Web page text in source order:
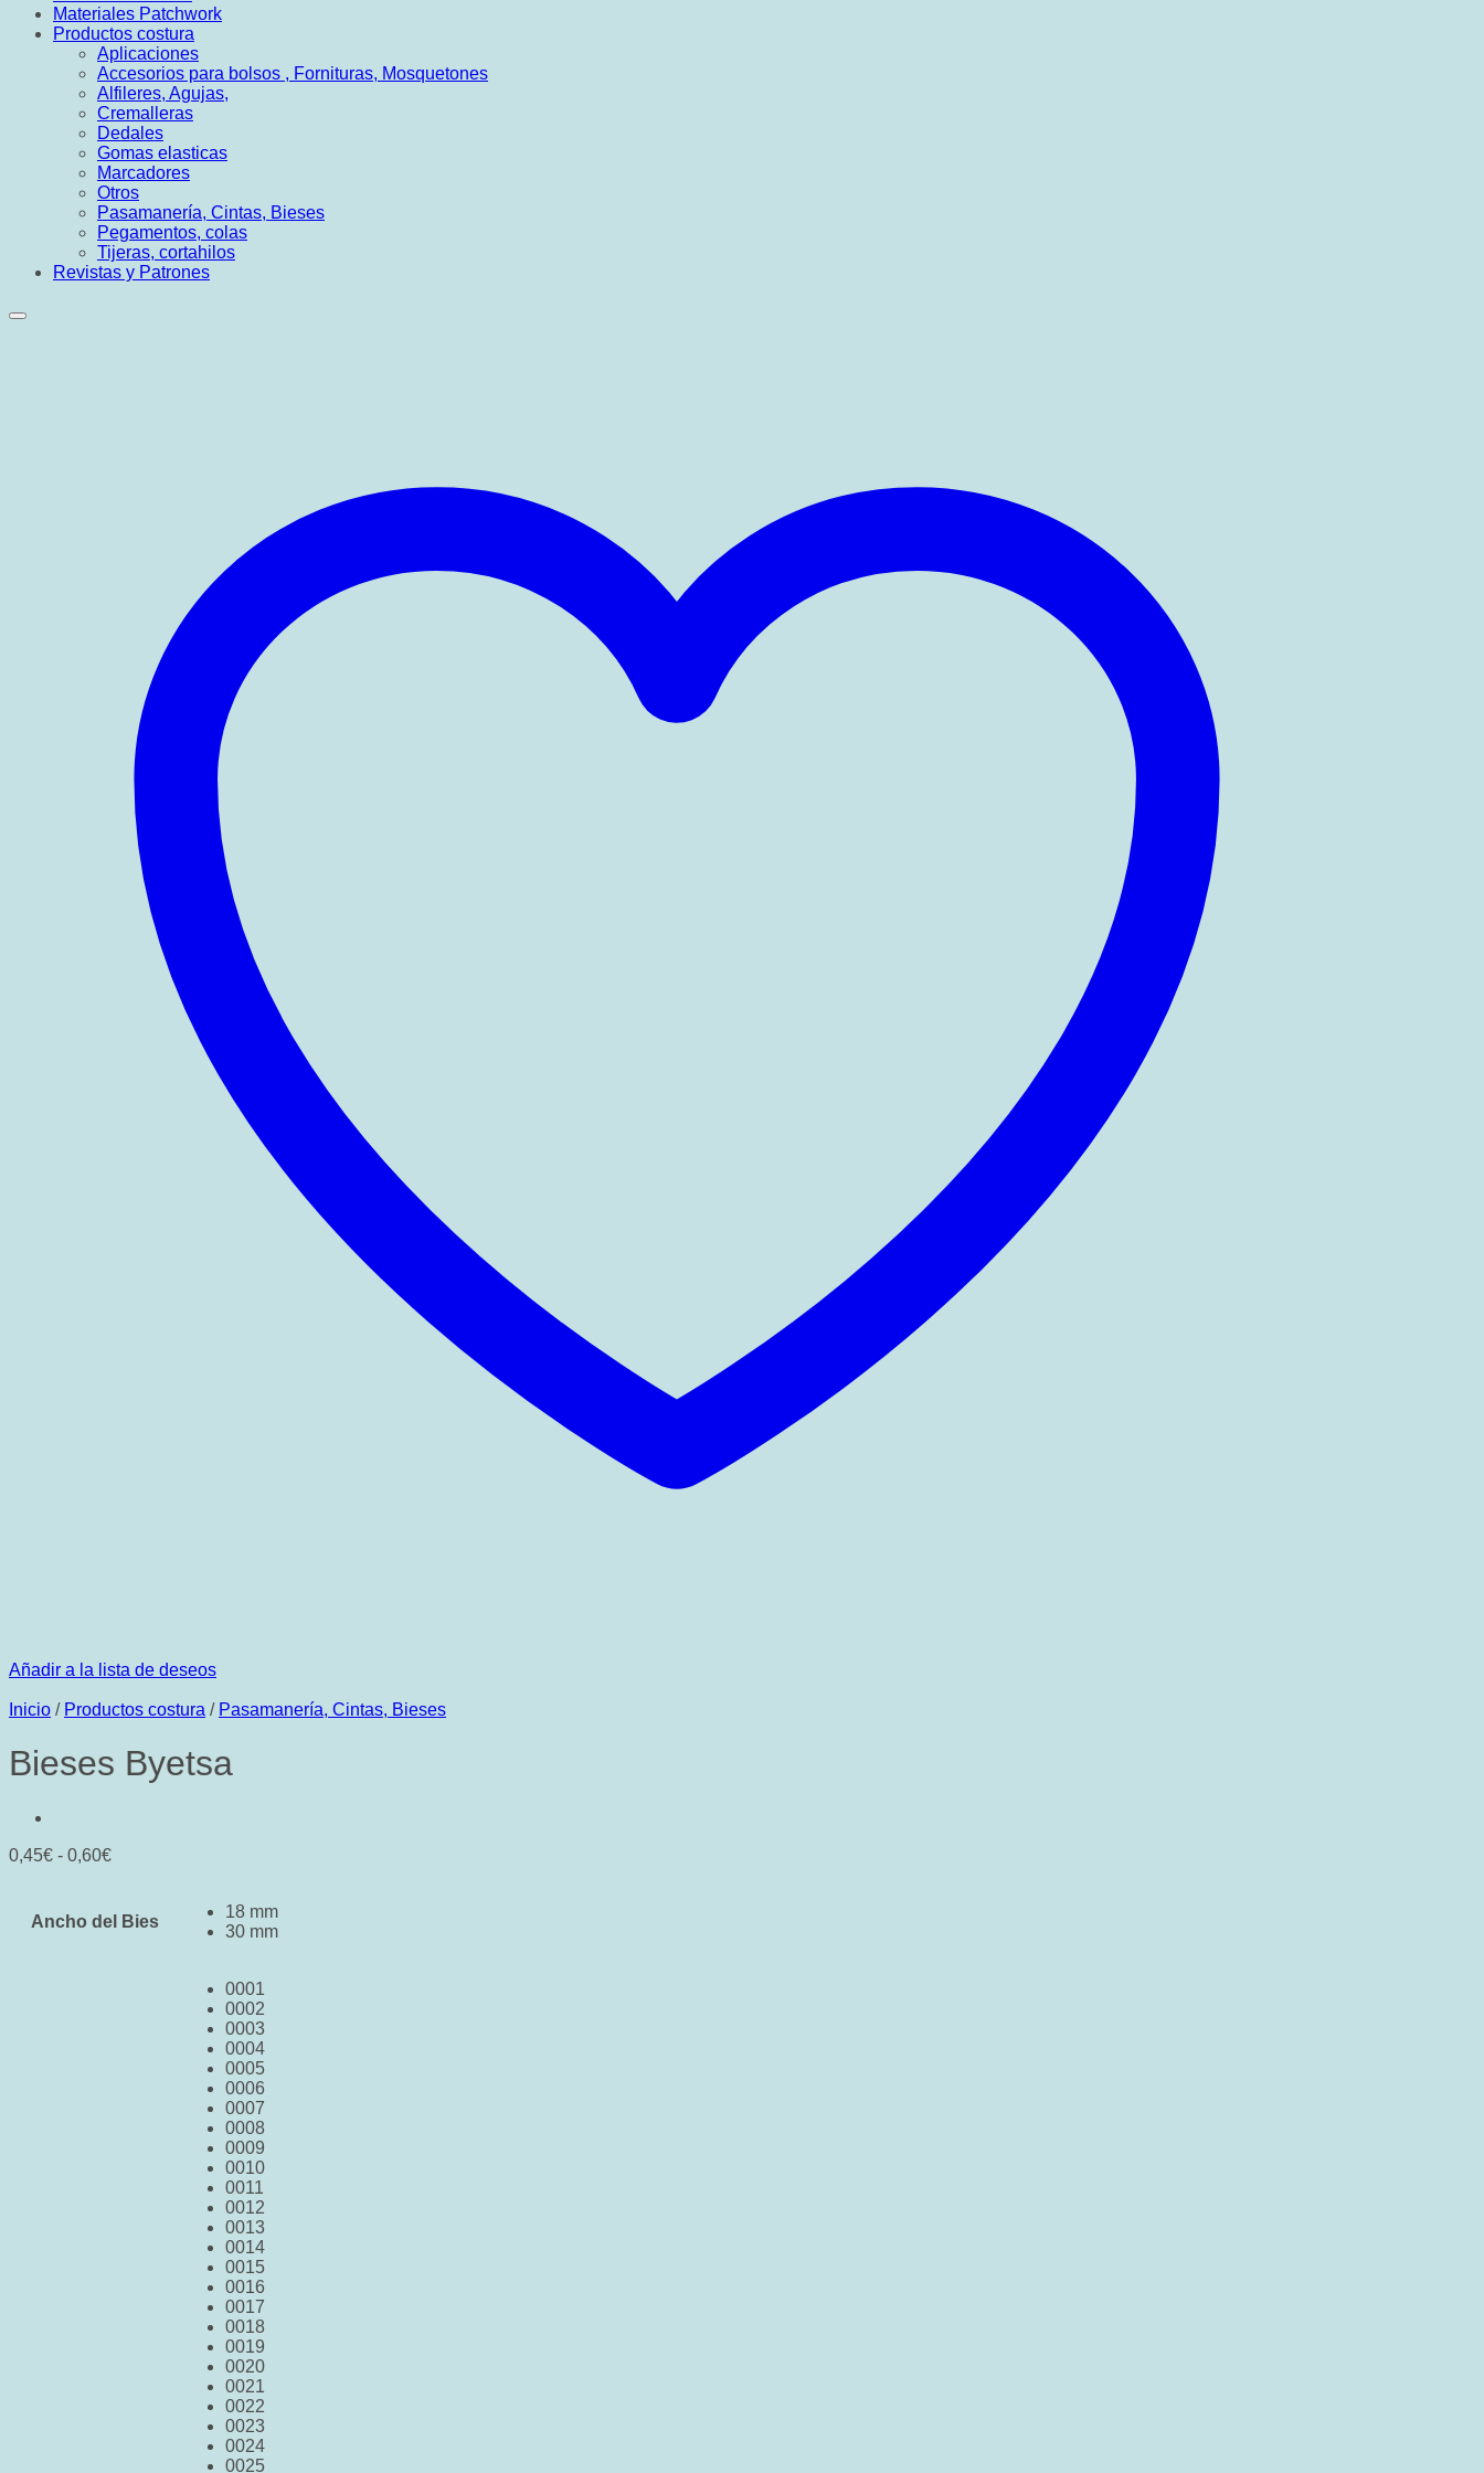
Materiales Patchwork
Productos costura
Aplicaciones
Accesorios para bolsos , Fornituras, Mosquetones
Alfileres, Agujas,
Cremalleras
Dedales
Gomas elasticas
Marcadores
Otros
Pasamanería, Cintas, Bieses
Pegamentos, colas
Tijeras, cortahilos
Revistas y Patrones
Añadir a la lista de deseos
Inicio / Productos costura / Pasamanería, Cintas, Bieses
Bieses Byetsa
0,45€ - 0,60€Rango
desde
0,45€
Ancho del Bies
18 mm
30 mm
0001
0002
0003
0004
0005
0006
0007
0008
0009
0010
0011
0012
0013
0014
0015
0016
0017
0018
0019
0020
0021
0022
0023
0024
0025